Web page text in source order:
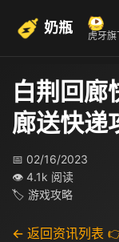
奶瓶 虎牙旗
白荆回廊
廊送快递
📅 02/16/2023
👁 4.1k 阅读
🏷 游戏攻略
← 返回资讯列表